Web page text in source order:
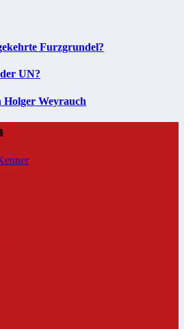
Furzgrundel?
UN?
Holger Weyrauch